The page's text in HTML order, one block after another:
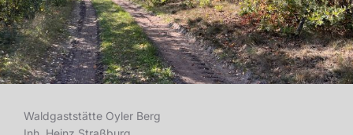
Waldgaststätte Oyler Berg